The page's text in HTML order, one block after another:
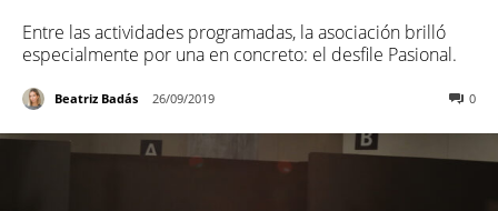
Entre las actividades programadas, la asociación brilló
especialmente por una en concreto: el desfile Pasional.
Beatriz Badás 26/09/2019 0